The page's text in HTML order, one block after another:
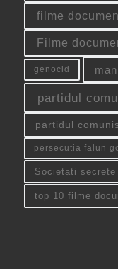
filme
Filme
genocid
partidul
partidul
persecutia falun
Societati secrete
top 10 filme